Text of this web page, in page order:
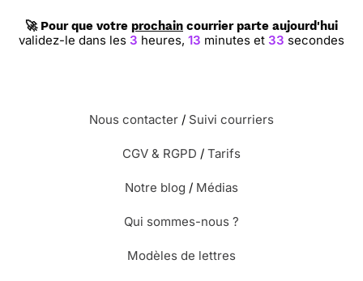
🚀 Pour que votre prochain courrier parte aujourd'hui
validez-le dans les3 heures,13 minutes et32 secondes
Nous contacter / Suivi courriers
CGV & RGPD / Tarifs
Notre blog / Médias
Qui sommes-nous ?
Modèles de lettres